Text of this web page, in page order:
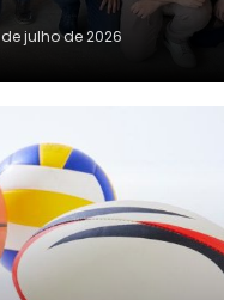
julho de 2026